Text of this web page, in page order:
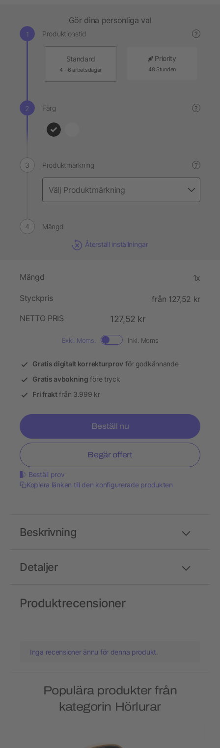
Gör dina personliga val
Produktionstid ?
Standard
4 - 6 arbetsdagar
Priority
48 Stunden
Färg ?
Produktmärkning ?
Mängd
Återställ inställningar
Mängd 1x
Styckpris
från 127,52 kr
NETTO PRIS
127,52 kr
Exkl. Moms. Inkl. Moms
Gratis digitalt korrekturprov för godkännande
Gratis avbokning före tryck
Fri fraktfrån 3.999 kr
Beställ nu
Begär offert
Beställ prov
Kopiera länken till den konfigurerade produkten
Detaljer
Beskrivning
Produktrecensioner
Inga recensioner ännu för denna produkt.
Populära produkter från
kategorin Hörlurar